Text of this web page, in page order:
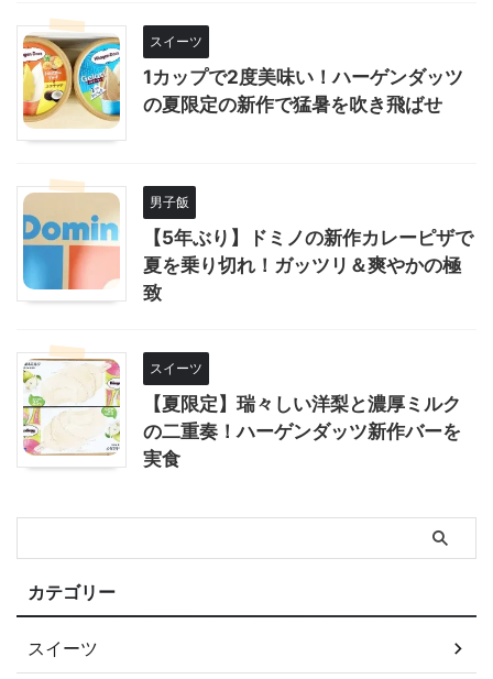
スイーツ
1カップで2度美味い！ハーゲンダッツ
の夏限定の新作で猛暑を吹き飛ばせ
男子飯
【5年ぶり】ドミノの新作カレーピザで
夏を乗り切れ！ガッツリ＆爽やかの極
致
スイーツ
【夏限定】瑞々しい洋梨と濃厚ミルク
の二重奏！ハーゲンダッツ新作バーを
実食
カテゴリー
スイーツ